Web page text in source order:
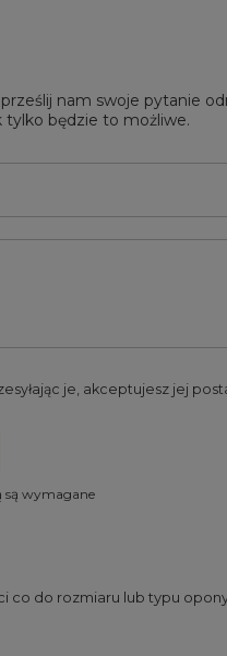
nam swoje pytanie
tylko będzie to możliwe.
je, akceptujesz jej
są wymagane
do rozmiaru lub typu